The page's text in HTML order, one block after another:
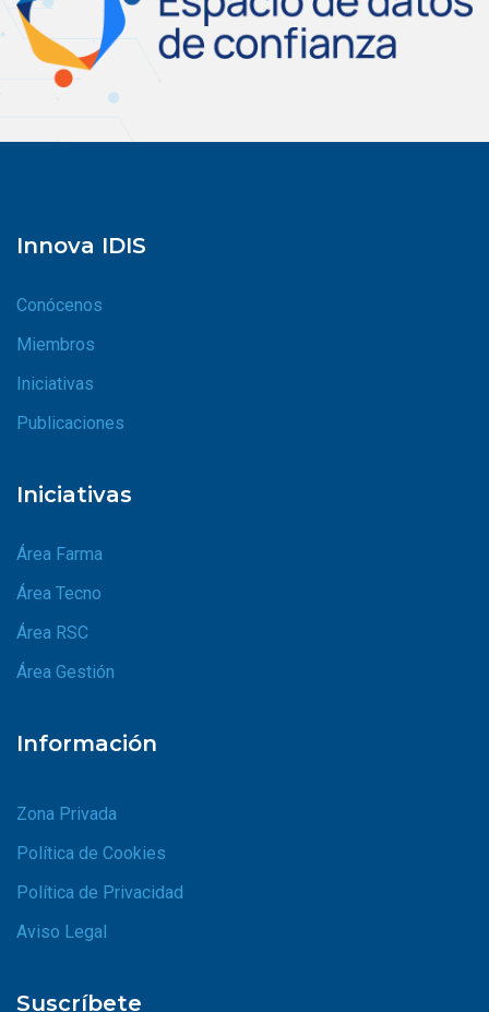
Innova IDIS
Conócenos
Miembros
Iniciativas
Publicaciones
Iniciativas
Área Farma
Área Tecno
Área RSC
Área Gestión
Información
Zona Privada
Política de Cookies
Política de Privacidad
Aviso Legal
Suscríbete